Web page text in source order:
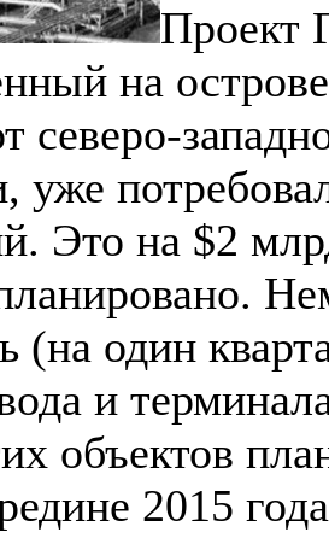
Проект
на
северо-
уже
Это на $2
(на один
и
объектов
2015